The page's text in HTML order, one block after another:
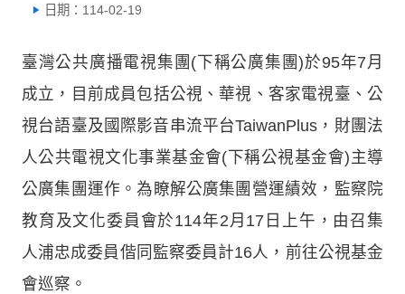
日期：114-02-19
臺灣公共廣播電視集團(下稱公廣集團)於95年7月
成立，目前成員包括公視、華視、客家電視臺、公
視台語臺及國際影音串流平台TaiwanPlus，財團法
人公共電視文化事業基金會(下稱公視基金會)主導
公廣集團運作。為瞭解公廣集團營運績效，監察院
教育及文化委員會於114年2月17日上午，由召集
人浦忠成委員偕同監察委員計16人，前往公視基金
會巡察。